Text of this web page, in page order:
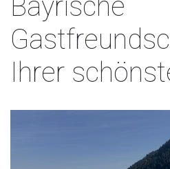
Bayrische
Ihrer